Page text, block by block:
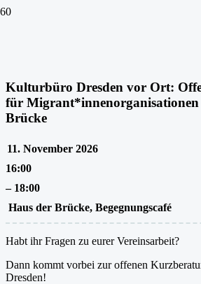
Kulturbüro Dresden vor Ort:
für Migrant*innenorganisationen
Brücke
11. November 2026
16:00
– 18:00
Haus der Brücke, Begegnungscafé
Habt ihr Fragen zu eurer Vereinsarbeit?
Dann kommt vorbei zur offenen
Dresden!